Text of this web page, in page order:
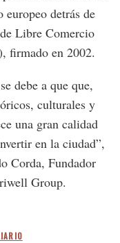
detrás de
Libre Comercio
firmado en 2002.
debe a que que,
culturales y
una gran calidad
en la ciudad”,
Corda, Fundador
Group.